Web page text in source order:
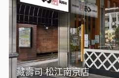
藏壽司 松江南京店